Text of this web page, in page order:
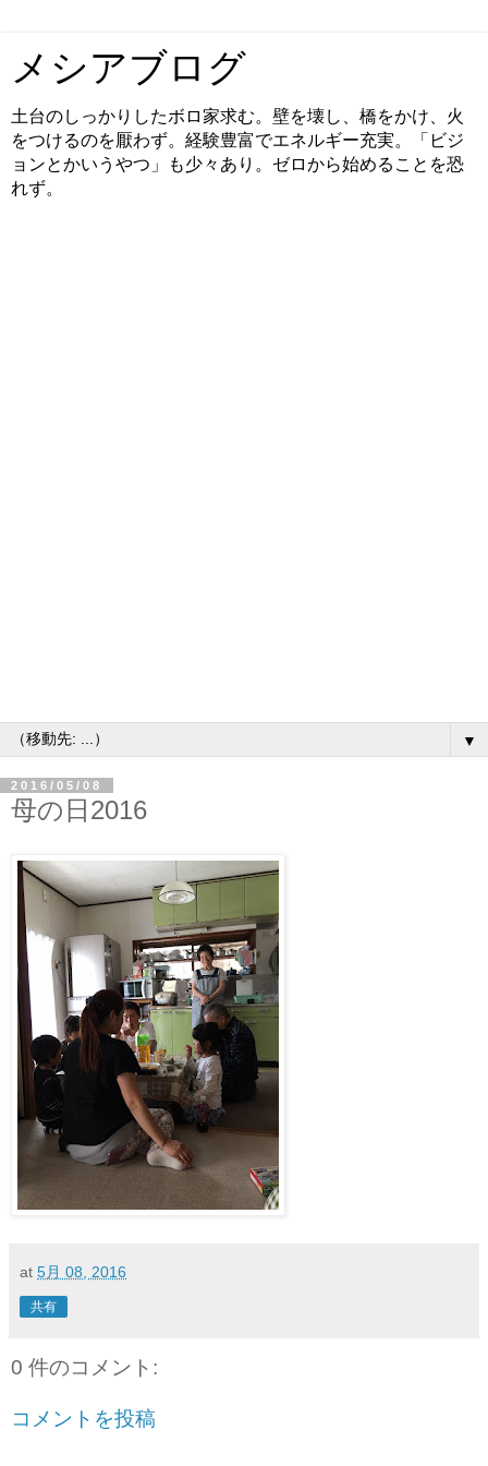
メシアブログ
土台のしっかりしたボロ家求む。壁を壊し、橋をかけ、火
をつけるのを厭わず。経験豊富でエネルギー充実。「ビジ
ョンとかいうやつ」も少々あり。ゼロから始めることを恐
れず。
▼
2016/05/08
母の日2016
at 5月 08, 2016
共有
0 件のコメント:
コメントを投稿